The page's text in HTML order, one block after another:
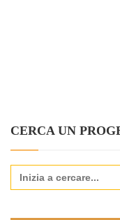
CERCA UN
Search
for: